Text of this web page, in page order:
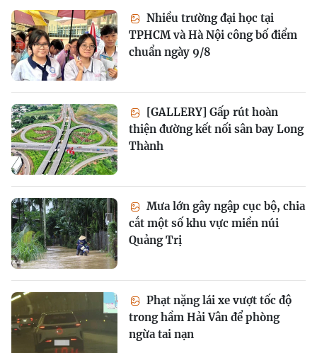
Nhiều trường đại học tại
TPHCM và Hà Nội công bố điểm
chuẩn ngày 9/8
[GALLERY] Gấp rút hoàn
thiện đường kết nối sân bay Long
Thành
Mưa lớn gây ngập cục bộ, chia
cắt một số khu vực miền núi
Quảng Trị
Phạt nặng lái xe vượt tốc độ
trong hầm Hải Vân để phòng
ngừa tai nạn